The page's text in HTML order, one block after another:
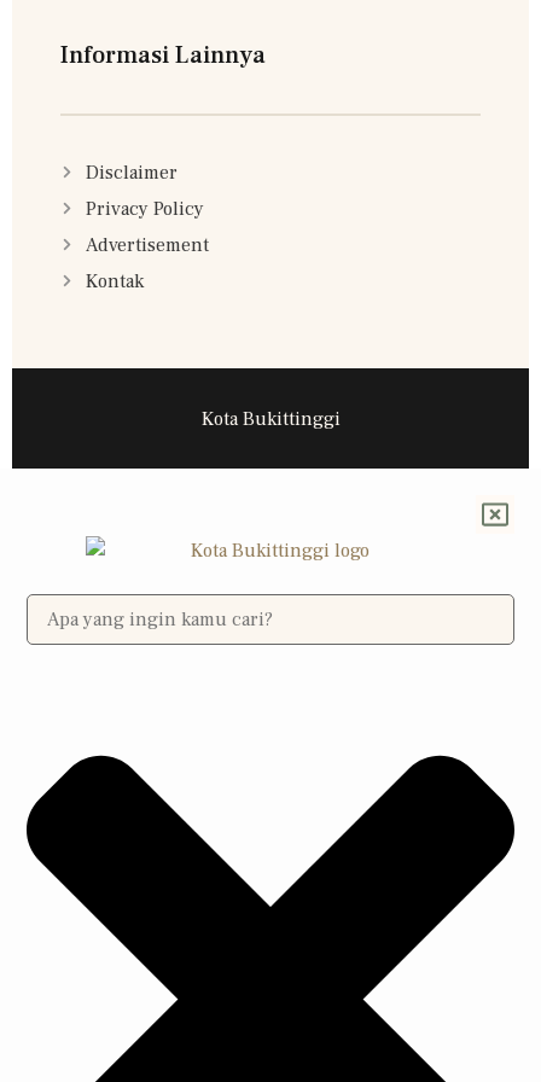
Informasi Lainnya
Disclaimer
Privacy Policy
Advertisement
Kontak
Kota Bukittinggi